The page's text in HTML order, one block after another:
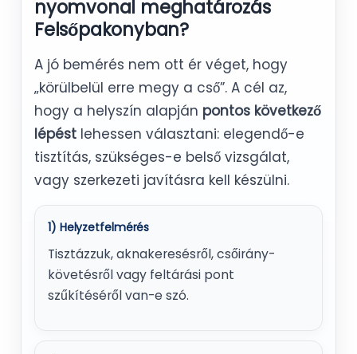
nyomvonal meghatározás
Felsőpakonyban?
A jó bemérés nem ott ér véget, hogy
„körülbelül erre megy a cső”. A cél az,
hogy a helyszín alapján pontos következő
lépést lehessen választani: elegendő-e
tisztítás, szükséges-e belső vizsgálat,
vagy szerkezeti javításra kell készülni.
1) Helyzetfelmérés
Tisztázzuk, aknakeresésről, csőirány-
követésről vagy feltárási pont
szűkítéséről van-e szó.